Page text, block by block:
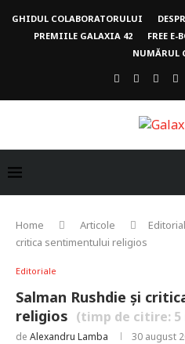
GHIDUL COLABORATORULUI
PREMIILE GALAXIA 42
FREE E-
NUMĂRUL
Home Articole
critica sentimentului religios
Editoriale
Salman Rushdie și
religios (timp de citire: 5
de Alexandru Lamba 30 august